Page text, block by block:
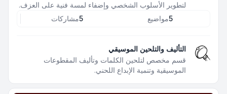
لتطوير الأسلوب الشخصي وإضفاء لمسة فنية على العزف.
5مواضيع 5مشاركات
التأليف والتلحين الموسيقي
قسم مخصص لتلحين الكلمات وتأليف المقطوعات
الموسيقية وتنمية الإبداع اللحني.